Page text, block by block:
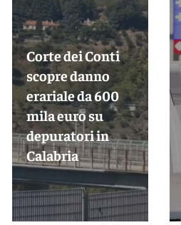
Corte dei Conti
scopre danno
erariale da 600
mila euro su
depuratori in
Calabria